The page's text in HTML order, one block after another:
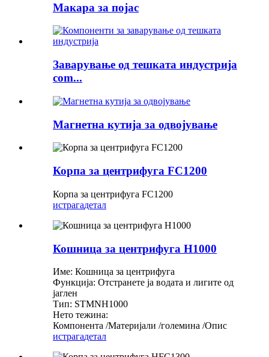
Макара за појас
Заварување од тешката индустрија
com...
Магнетна кутија за одвојување
Корпа за центрифуга FC1200
Корпа за центрифуга FC1200
истрагадетал
Кошница за центрифуга H1000
Име: Кошница за центрифуга
Функција: Отстранете ја водата и лигите од
јаглен
Тип: STMNH1000
Нето тежина:
Компонента /Материјали /големина /Опис
истрагадетал